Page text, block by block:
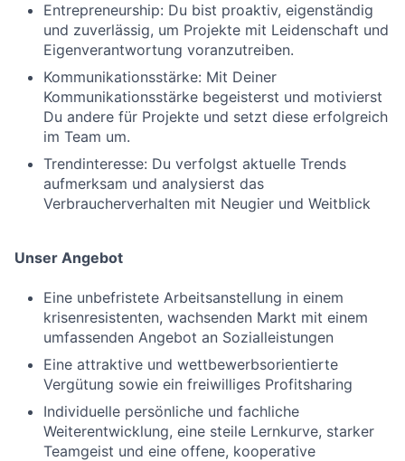
Entrepreneurship: Du bist proaktiv, eigenständig
und zuverlässig, um Projekte mit Leidenschaft und
Eigenverantwortung voranzutreiben.
Kommunikationsstärke: Mit Deiner
Kommunikationsstärke begeisterst und motivierst
Du andere für Projekte und setzt diese erfolgreich
im Team um.
Trendinteresse: Du verfolgst aktuelle Trends
aufmerksam und analysierst das
Verbraucherverhalten mit Neugier und Weitblick
Unser Angebot
Eine unbefristete Arbeitsanstellung in einem
krisenresistenten, wachsenden Markt mit einem
umfassenden Angebot an Sozialleistungen
Eine attraktive und wettbewerbsorientierte
Vergütung sowie ein freiwilliges Profitsharing
Individuelle persönliche und fachliche
Weiterentwicklung, eine steile Lernkurve, starker
Teamgeist und eine offene, kooperative